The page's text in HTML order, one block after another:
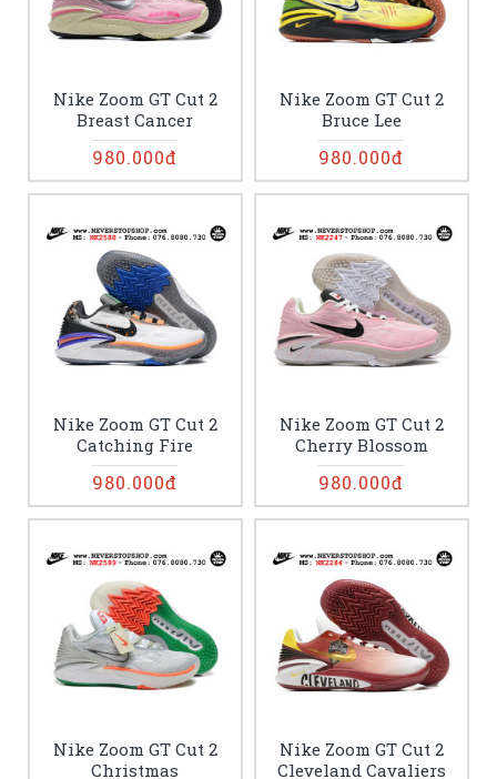
Nike Zoom GT Cut 2
Breast Cancer
980.000đ
Nike Zoom GT Cut 2
Bruce Lee
980.000đ
Nike Zoom GT Cut 2
Catching Fire
980.000đ
Nike Zoom GT Cut 2
Cherry Blossom
980.000đ
Nike Zoom GT Cut 2
Christmas
Nike Zoom GT Cut 2
Cleveland Cavaliers